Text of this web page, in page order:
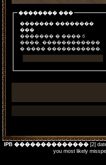
�������� ���
������� ��������
���
������� � ���� 6
����, ������������
� ���� �����������.
IPB �������������� [2]
you most likely